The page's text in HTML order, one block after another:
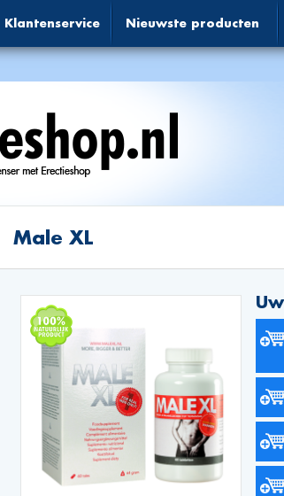
Klantenservice Nieuwste producten
Male XL